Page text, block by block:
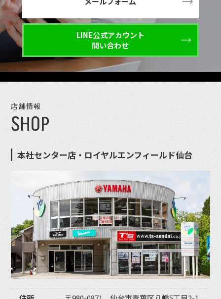
LINE公式アカウント
問い合わせ
店舗情報
SHOP
本社センター店・ロイヤルエンフィールド仙台